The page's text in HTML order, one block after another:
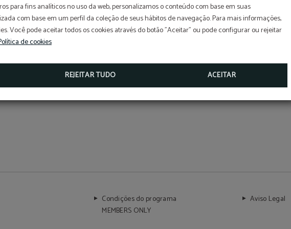
para fins analíticos no uso da web, personalizamos o conteúdo com base em suas
com base em um perfil da coleção de seus hábitos de navegação. Para mais informações,
Você pode aceitar todos os cookies através do botão "Aceitar" ou pode configurar ou rejeitar
de cookies
REJEITAR TUDO ACEITAR
Condições do programa
MEMBERS ONLY
Aviso Legal